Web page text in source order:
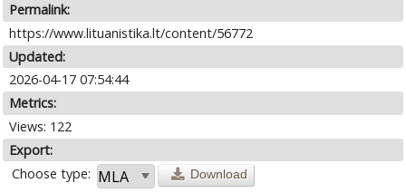
Permalink:
https://www.lituanistika.lt/content/56772
Updated:
2026-04-17 07:54:44
Metrics:
Views: 122
Export:
Choose type:
Download